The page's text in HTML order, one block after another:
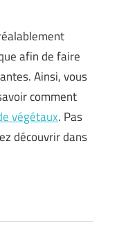
afin de faire
Ainsi, vous
comment
végétaux. Pas
découvrir dans